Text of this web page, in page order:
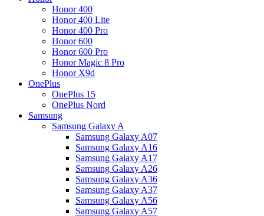
Honor 400
Honor 400 Lite
Honor 400 Pro
Honor 600
Honor 600 Pro
Honor Magic 8 Pro
Honor X9d
OnePlus
OnePlus 15
OnePlus Nord
Samsung
Samsung Galaxy A
Samsung Galaxy A07
Samsung Galaxy A16
Samsung Galaxy A17
Samsung Galaxy A26
Samsung Galaxy A36
Samsung Galaxy A37
Samsung Galaxy A56
Samsung Galaxy A57